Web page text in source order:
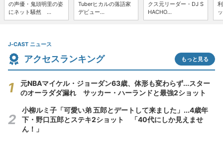
の声優・鬼頭明里の姿
にネット騒然 ...
Tuberヒカルの落語家
デビュー...
クス元リーダー・DJ S
HACHO...
J-CAST ニュース
アクセスランキング もっと見る
元NBAマイケル・ジョーダン63歳、体形も変わらず...スター
のオーラダダ漏れ サッカー・ハーランドと最強2ショット
小柳ルミ子「可愛い弟 五郎とデートして来ました」...4歳年
下・野口五郎とステキ2ショット 「40代にしか見えませ
ん！」